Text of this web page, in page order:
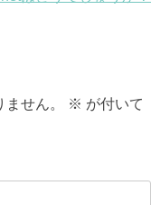
せん。 ※ が付いて